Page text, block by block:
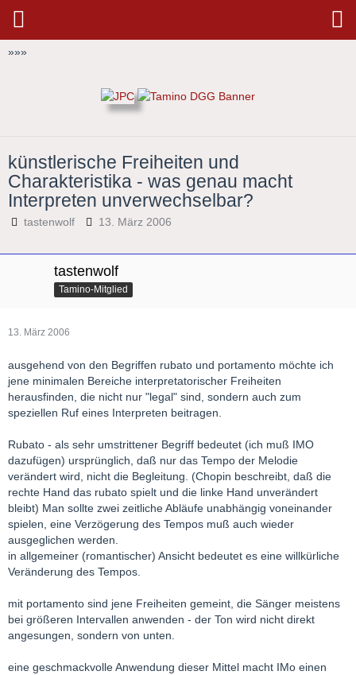
»»»
künstlerische Freiheiten und
Charakteristika - was genau macht
Interpreten unverwechselbar?
tastenwolf 13. März 2006
tastenwolf
Tamino-Mitglied
13. März 2006
ausgehend von den Begriffen rubato und portamento möchte ich
jene minimalen Bereiche interpretatorischer Freiheiten
herausfinden, die nicht nur "legal" sind, sondern auch zum
speziellen Ruf eines Interpreten beitragen.
Rubato - als sehr umstrittener Begriff bedeutet (ich muß IMO
dazufügen) ursprünglich, daß nur das Tempo der Melodie
verändert wird, nicht die Begleitung. (Chopin beschreibt, daß die
rechte Hand das rubato spielt und die linke Hand unverändert
bleibt) Man sollte zwei zeitliche Abläufe unabhängig voneinander
spielen, eine Verzögerung des Tempos muß auch wieder
ausgeglichen werden.
in allgemeiner (romantischer) Ansicht bedeutet es eine willkürliche
Veränderung des Tempos.
mit portamento sind jene Freiheiten gemeint, die Sänger meistens
bei größeren Intervallen anwenden - der Ton wird nicht direkt
angesungen, sondern von unten.
eine geschmackvolle Anwendung dieser Mittel macht IMo einen